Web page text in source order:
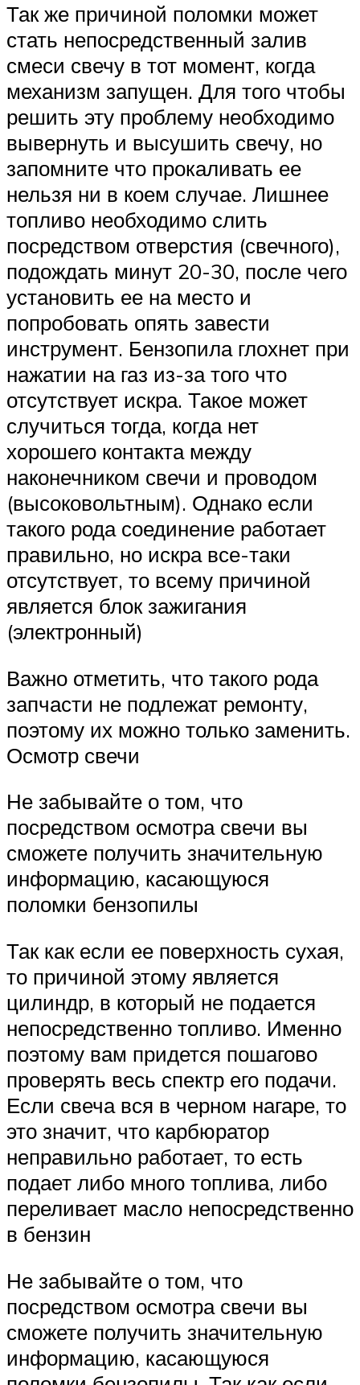
Так же причиной поломки может
стать непосредственный залив
смеси свечу в тот момент, когда
механизм запущен. Для того чтобы
решить эту проблему необходимо
вывернуть и высушить свечу, но
запомните что прокаливать ее
нельзя ни в коем случае. Лишнее
топливо необходимо слить
посредством отверстия (свечного),
подождать минут 20-30, после чего
установить ее на место и
попробовать опять завести
инструмент. Бензопила глохнет при
нажатии на газ из-за того что
отсутствует искра. Такое может
случиться тогда, когда нет
хорошего контакта между
наконечником свечи и проводом
(высоковольтным). Однако если
такого рода соединение работает
правильно, но искра все-таки
отсутствует, то всему причиной
является блок зажигания
(электронный)
Важно отметить, что такого рода
запчасти не подлежат ремонту,
поэтому их можно только заменить.
Осмотр свечи
Не забывайте о том, что
посредством осмотра свечи вы
сможете получить значительную
информацию, касающуюся
поломки бензопилы
Так как если ее поверхность сухая,
то причиной этому является
цилиндр, в который не подается
непосредственно топливо. Именно
поэтому вам придется пошагово
проверять весь спектр его подачи.
Если свеча вся в черном нагаре, то
это значит, что карбюратор
неправильно работает, то есть
подает либо много топлива, либо
переливает масло непосредственно
в бензин
Не забывайте о том, что
посредством осмотра свечи вы
сможете получить значительную
информацию, касающуюся